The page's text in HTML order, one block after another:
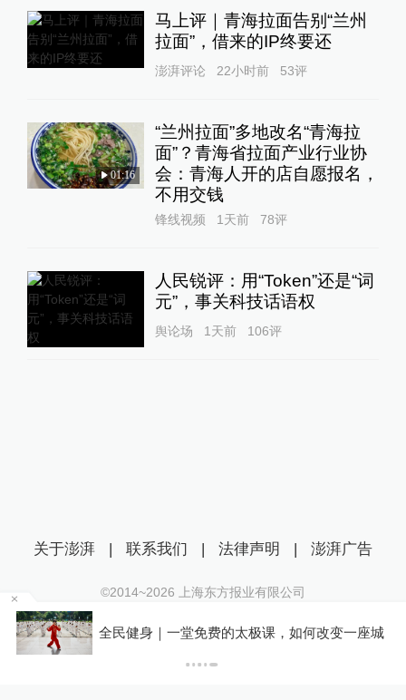
马上评｜青海拉面告别“兰州
拉面”，借来的IP终要还
澎湃评论 22小时前 53评
01:16
“兰州拉面”多地改名“青海拉
面”？青海省拉面产业行业协
会：青海人开的店自愿报名，
不用交钱
锋线视频 1天前 78评
人民锐评：用“Token”还是“词
元”，事关科技话语权
舆论场 1天前 106评
全民健身｜一堂免费的太极课，如何改变一座城
关于澎湃 | 联系我们 | 法律声明 | 澎湃广告
©2014~2026 上海东方报业有限公司
沪ICP证：沪B2-20170116 | 沪ICP备14003370号
互联网新闻信息服务许可证：31120170006
沪公网安备 31010602000299号